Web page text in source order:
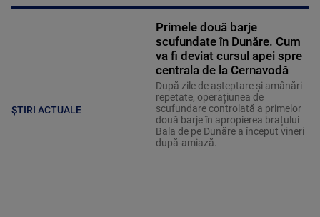
ȘTIRI ACTUALE
Primele două barje
scufundate în Dunăre. Cum
va fi deviat cursul apei spre
centrala de la Cernavodă
După zile de așteptare și amânări
repetate, operațiunea de
scufundare controlată a primelor
două barje în apropierea brațului
Bala de pe Dunăre a început vineri
după-amiază.